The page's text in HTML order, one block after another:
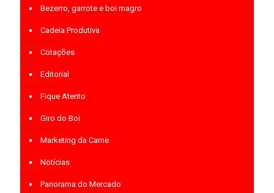
Bezerro, garrote e boi magro
Cadeia Produtiva
Cotações
Editorial
Fique Atento
Giro do Boi
Marketing da Carne
Notícias
Panorama do Mercado